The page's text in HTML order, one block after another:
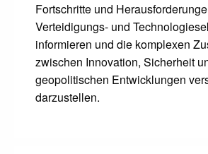
Fortschritte und
Verteidigungs- und
informieren und die komplexen
zwischen Innovation, Sicherheit
geopolitischen Entwicklungen
darzustellen.